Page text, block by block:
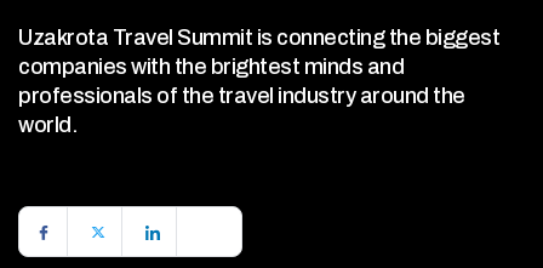
Uzakrota Travel Summit is connecting the biggest
companies with the brightest minds and
professionals of the travel industry around the
world.